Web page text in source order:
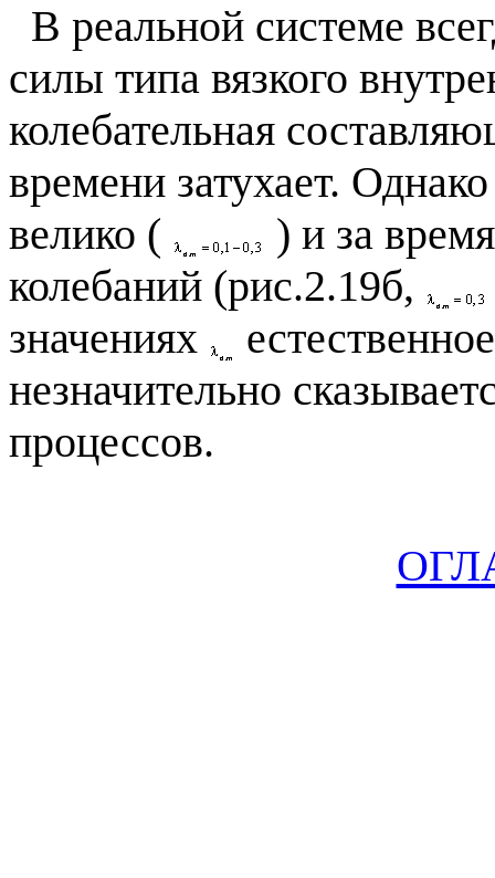
В реальной системе
силы типа вязкого
колебательная
времени затухает.
велико (
) и за
колебаний (рис.2.19б,
значениях
незначительно
процессов.